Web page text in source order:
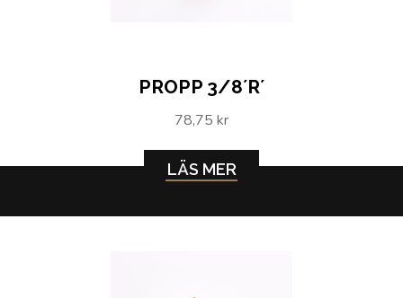
PROPP 3/8´R´
78,75 kr
LÄS MER